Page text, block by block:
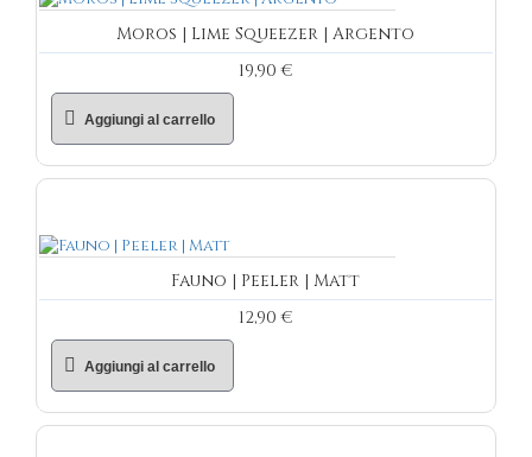
Moros | Lime Squeezer | Argento
19,90 €
Aggiungi al carrello
Fauno | Peeler | Matt
12,90 €
Aggiungi al carrello